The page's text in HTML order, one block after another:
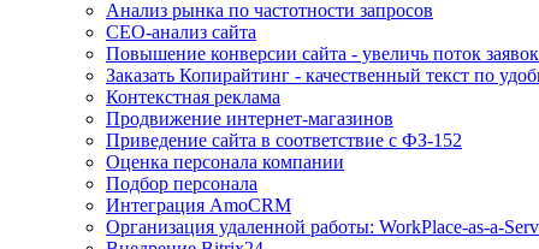
Анализ рынка по частотности запросов
СЕО-анализ сайта
Повышение конверсии сайта - увеличь поток
Заказать Копирайтинг - качественный текст по
Контекстная реклама
Продвижение интернет-магазинов
Приведение сайта в соответствие с ФЗ-152
Оценка персонала компании
Подбор персонала
Интеграция AmoCRM
Организация удаленной работы: WorkPlace-as-a-